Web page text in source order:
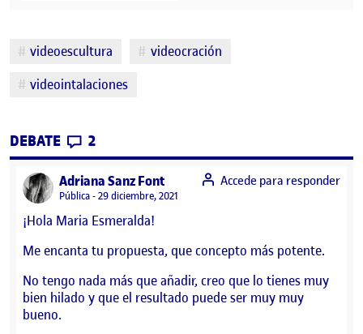
Etiquetas
videoescultura
videocración
videointalaciones
DEBATE CONTRIBUTIONS
2EN PEC 4 IDEA-PROCESO
Adriana Sanz Fontsays:
Visibilidad:
Pública 29 diciembre, 2021
¡Hola Maria Esmeralda!
Me encanta tu propuesta, que concepto más potente.
No tengo nada más que añadir, creo que lo tienes muy
bien hilado y que el resultado puede ser muy muy
bueno.
Accede para responder